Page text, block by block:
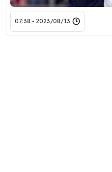
2023/08/13 - 07:38